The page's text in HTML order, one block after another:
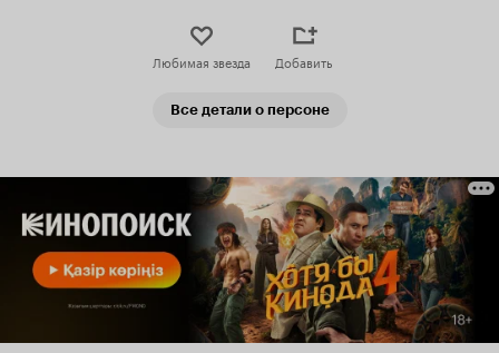
Любимая звезда Добавить
Все детали о персоне